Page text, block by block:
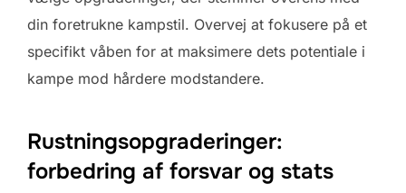
din foretrukne kampstil. Overvej at fokusere på et
specifikt våben for at maksimere dets potentiale i
kampe mod hårdere modstandere.
Rustningsopgraderinger:
forbedring af forsvar og stats